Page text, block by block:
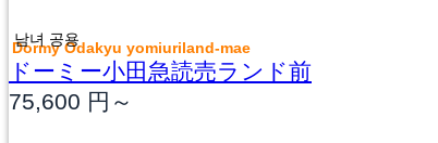
남녀 공용
Dormy Odakyu yomiuriland-mae
ドーミー小田急読売ランド前
75,600 円～